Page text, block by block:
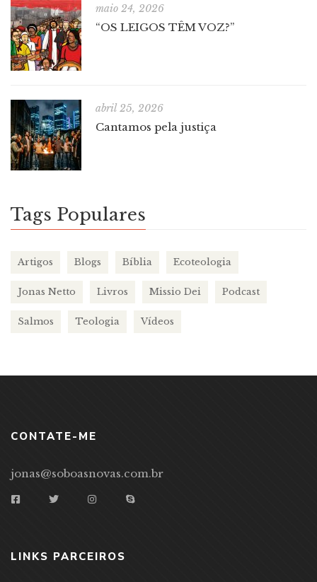
maio 24, 2026
“OS LEIGOS TÊM VOZ?”
abril 25, 2026
Cantamos pela justiça
Tags Populares
Artigos Blogs Bíblia Ecoteologia
Jonas Netto Livros Missio Dei Podcast
Salmos Teologia Vídeos
CONTATE-ME
jonas@soboasnovas.com.br
LINKS PARCEIROS